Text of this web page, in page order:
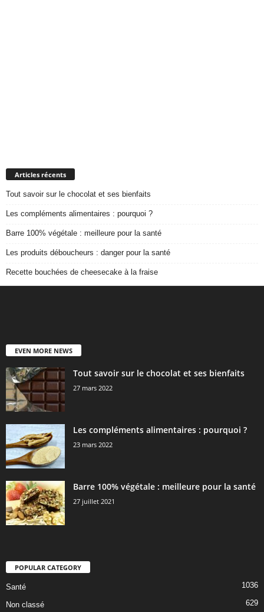
Articles récents
Tout savoir sur le chocolat et ses bienfaits
Les compléments alimentaires : pourquoi ?
Barre 100% végétale : meilleure pour la santé
Les produits déboucheurs : danger pour la santé
Recette bouchées de cheesecake à la fraise
EVEN MORE NEWS
Tout savoir sur le chocolat et ses bienfaits
27 mars 2022
Les compléments alimentaires : pourquoi ?
23 mars 2022
Barre 100% végétale : meilleure pour la santé
27 juillet 2021
POPULAR CATEGORY
Santé 1036
Non classé 629